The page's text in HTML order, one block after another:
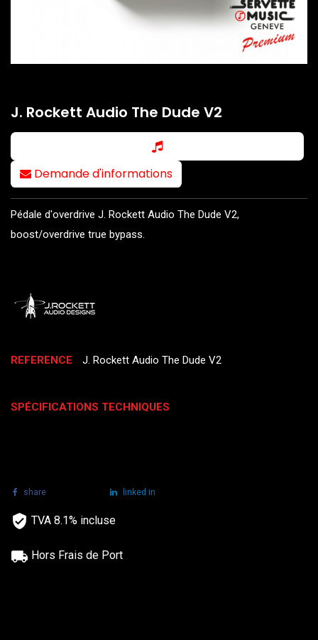
J. Rockett Audio The Dude V2
Demande d'informations
Pédale d'overdrive J. Rockett Audio The Dude V2,
boost/overdrive true bypass.
REFERENCE J. Rockett Audio The Dude V2
SPÉCIFICATIONS TECHNIQUES
share linked in
TVA 8.1% incluse
Hors Frais de Port